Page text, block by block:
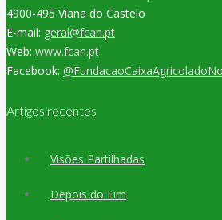
4900-495 Viana do Castelo
E-mail: geral@fcan.pt
Web: www.fcan.pt
Facebook:
Artigos recentes
Visões Partilhadas
Depois do Fim